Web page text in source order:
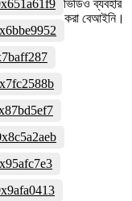
ভিডিও ব্যবহার
করা বেআইনি।